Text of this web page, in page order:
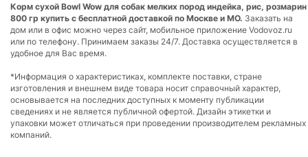
Корм сухой Bowl Wow для собак мелких пород индейка, рис, розмарин
800 гр купить с бесплатной доставкой по Москве и МО. Заказать на
дом или в офис можно через сайт, мобильное приложение Vodovoz.ru
или по телефону. Принимаем заказы 24/7. Доставка осуществляется в
удобное для Вас время.
*Информация о характеристиках, комплекте поставки, стране
изготовления и внешнем виде товара носит справочный характер,
основывается на последних доступных к моменту публикации
сведениях и не является публичной офертой. Дизайн этикетки и
упаковки может отличаться при проведении производителем рекламных
компаний.